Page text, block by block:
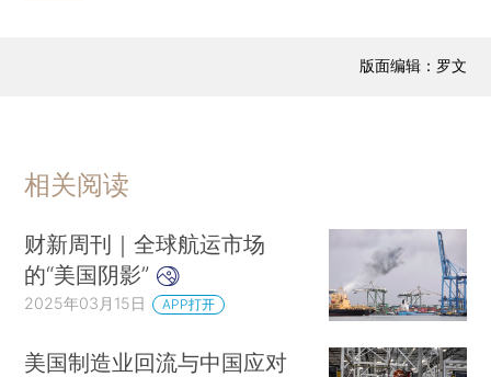
版面编辑：罗文
相关阅读
财新周刊｜全球航运市场
的“美国阴影”
2025年03月15日 APP打开
美国制造业回流与中国应对